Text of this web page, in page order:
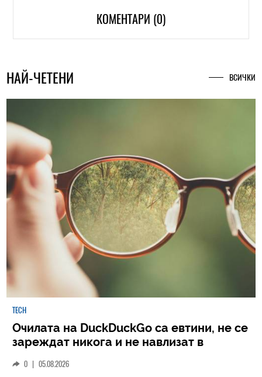
КОМЕНТАРИ (0)
НАЙ-ЧЕТЕНИ ВСИЧКИ
TECH
Очилата на DuckDuckGo са евтини, не се
зареждат никога и не навлизат в
чуждото
0 | 05.08.2026